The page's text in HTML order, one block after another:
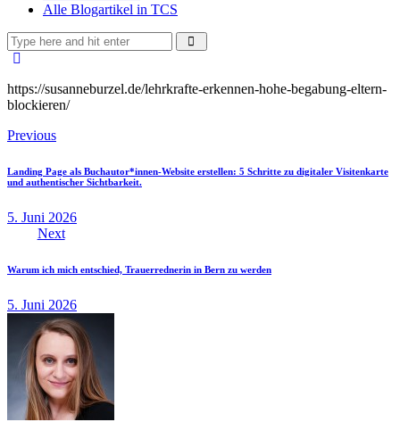
Alle Blogartikel in TCS
https://susanneburzel.de/lehrkrafte-erkennen-hohe-begabung-eltern-
blockieren/
Beitragsnavigation
Previous
Landing Page als Buchautor*innen-Website erstellen: 5 Schritte zu digitaler Visitenkarte
und authentischer Sichtbarkeit.
5. Juni 2026
Next
Warum ich mich entschied, Trauerrednerin in Bern zu werden
5. Juni 2026